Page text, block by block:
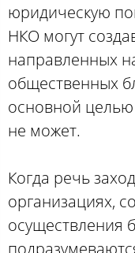
юридическую
НКО могут
направленных
общественных
основной
не может.
Когда речь
организациях,
осуществления